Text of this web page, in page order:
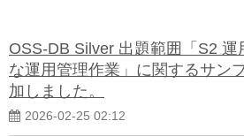
OSS-DB Silver 出題範囲「S2 運
な運用管理作業」に関するサン
加しました。
2026-02-25 02:12